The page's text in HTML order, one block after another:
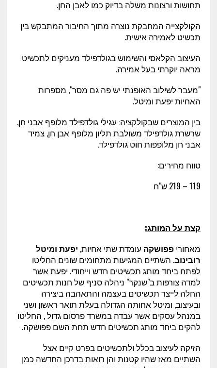
תחושות ורצונות משלה בדיוק כמו לאבן החן.
הקולקצייה המחבקת נוצרה מתוך החיבור המתבקש בין
תכשיט לאמירה אישית.
העיצוב הקלאסי והשימוש בגולדפילד מעניקים לתכשיט
מראה יוקרתי בעל אמירה.
"מעבר לשילוב האופנתי יש פה גם מסר", מספרות
האחיות יפעת ומיטל.
בין המוצרים שבקולקציה: עגילי גולדפילד מלופף אבני חן,
שרשרת גולדפילד משולבת תליון מלופף אבן חן, צמיד
אבני חן מלופפות חוט גולדפילד.
טווח מחירים:
119 – 219 ש"ח
קצת על המותג:
מאחורי פפושקה עומדת שתי אחיות, יפעת ומיטל
רובינוב. השתיים המגיעות מתחומים שונים החליטו
לפתח ביחד מותג תכשיטים חדש וייחודי. יפעת אשר
למדה צורפות ב"שנקר" ניהלה סניף של חנות תכשיטים
החלה לייצר תכשיטים בעצמה והתאהבה ביצירה
ובעיצוב, ומיטל אחותה הגדולה בעלת תואר ראשון ושני
במנהל עסקים אשר עבדה במשרד פרסום גדול , החליטו
להקים ביחד מותג תכשיטים חדש תחת השם פפושקה.
הזיקה לעיצוב בכלל ולתכשיטים בפרט קיים אצל
השתיים מאז שהיו קטנות והן רואות בדרכן החדשה כמן